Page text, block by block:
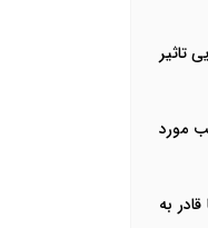
تاثیر
مورد
به